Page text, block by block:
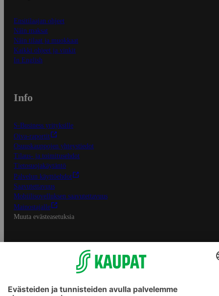
Ensitilaajan ohjeet
Näin maksat
Näin tilaat ja muokkaat
Kaikki ohjeet ja vinkit
In English
Info
S-Business yrityksille
Oiva-raportit
Osuuskauppojen yhteystiedot
Tilaus- ja toimitusehdot
Tietosuojakäytäntö
Palvelun käyttöehdot
Saavutettavuus
Mobiilisovelluksen saavutettavuus
Mainostajalle
Muuta evästeasetuksia
S-ryhmän palvelut
Asiakasomistajuus